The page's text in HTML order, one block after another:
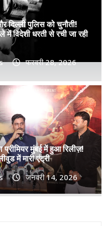
को
से फिल्म
दिल्ली पुलिस को चुनौती!
में विदेशी धरती से रची जा रही
फरवरी 28, 2026
प्रीमियर मुंबई में हुआ रिलीज़!
में मारी एंट्री
जनवरी 14, 2026